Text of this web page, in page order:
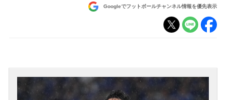
Googleでフットボールチャンネル情報を優先表示